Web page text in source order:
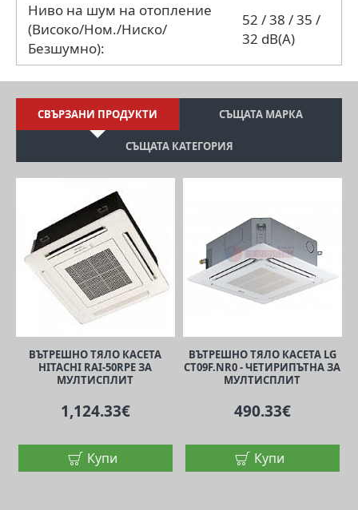
Ниво на шум на отопление
(Високо/Ном./Ниско/
Безшумно):
52 / 38 / 35 /
32 dB(A)
СВЪРЗАНИ ПРОДУКТИ СЪЩАТА МАРКА
СЪЩАТА КАТЕГОРИЯ
ВЪТРЕШНО ТЯЛО КАСЕТА
HITACHI RAI-50RPE ЗА
МУЛТИСПЛИТ
1,124.33€
Купи
ВЪТРЕШНО ТЯЛО КАСЕТА LG
CT09F.NR0 - ЧЕТИРИПЪТНА ЗА
МУЛТИСПЛИТ
490.33€
Купи